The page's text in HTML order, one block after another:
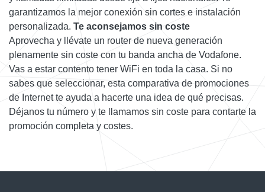
garantizamos la mejor conexión sin cortes e instalación
personalizada. Te aconsejamos sin coste
Aprovecha y llévate un router de nueva generación
plenamente sin coste con tu banda ancha de Vodafone.
Vas a estar contento tener WiFi en toda la casa. Si no
sabes que seleccionar, esta comparativa de promociones
de Internet te ayuda a hacerte una idea de qué precisas.
Déjanos tu número y te llamamos sin coste para contarte la
promoción completa y costes.